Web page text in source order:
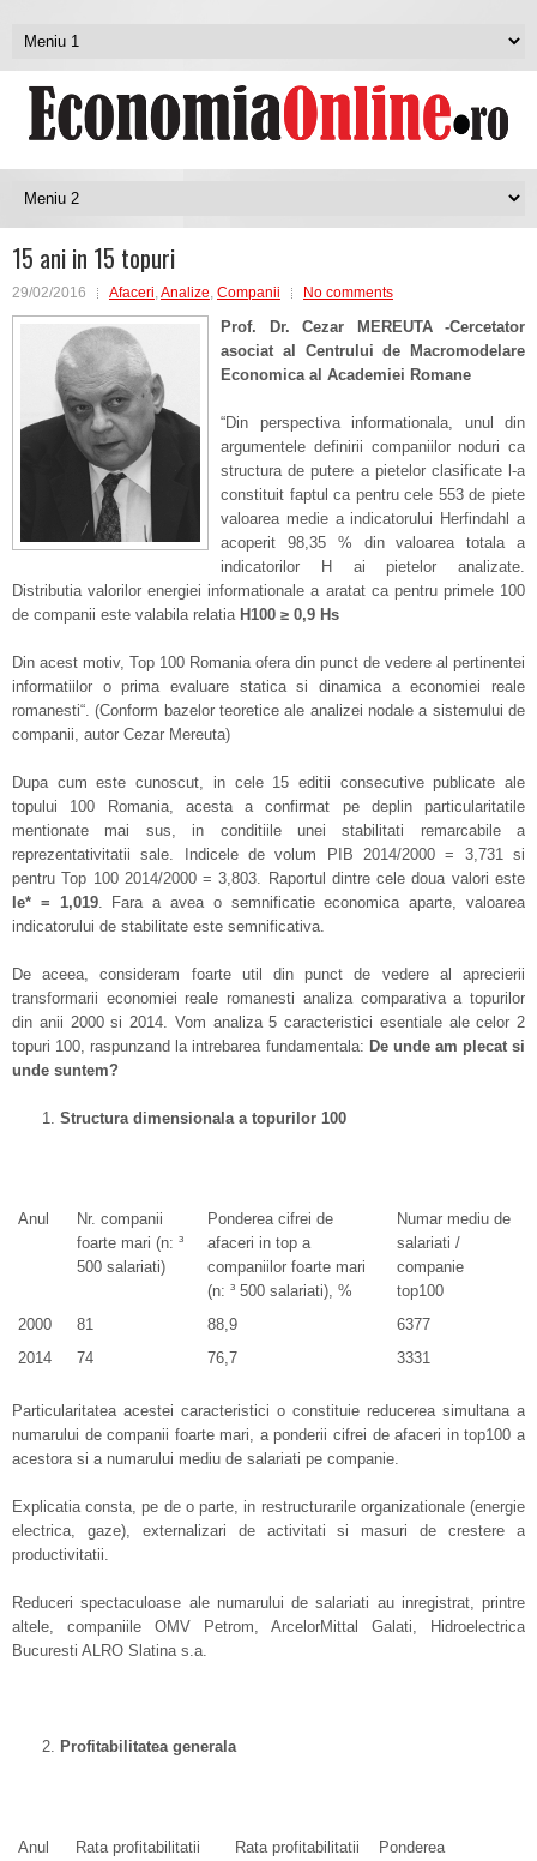
15 ani in 15 topuri
29/02/2016 Afaceri,Analize, Companii No comments
Prof. Dr. Cezar MEREUTA -Cercetator
asociat al Centrului de Macromodelare
Economica al Academiei Romane
“Din perspectiva informationala, unul din
argumentele definirii companiilor noduri ca
structura de putere a pietelor clasificate l-a
constituit faptul ca pentru cele 553 de piete
valoarea medie a indicatorului Herfindahl a
acoperit 98,35 % din valoarea totala a
indicatorilor H ai pietelor analizate.
Distributia valorilor energiei informationale a aratat ca pentru primele 100
de companii este valabila relatia H100 ≥ 0,9 Hs
Din acest motiv, Top 100 Romania ofera din punct de vedere al pertinentei
informatiilor o prima evaluare statica si dinamica a economiei reale
romanesti“. (Conform bazelor teoretice ale analizei nodale a sistemului de
companii, autor Cezar Mereuta)
Dupa cum este cunoscut, in cele 15 editii consecutive publicate ale
topului 100 Romania, acesta a confirmat pe deplin particularitatile
mentionate mai sus, in conditiile unei stabilitati remarcabile a
reprezentativitatii sale. Indicele de volum PIB 2014/2000 = 3,731 si
pentru Top 100 2014/2000 = 3,803. Raportul dintre cele doua valori este
Ie* = 1,019. Fara a avea o semnificatie economica aparte, valoarea
indicatorului de stabilitate este semnificativa.
De aceea, consideram foarte util din punct de vedere al aprecierii
transformarii economiei reale romanesti analiza comparativa a topurilor
din anii 2000 si 2014. Vom analiza 5 caracteristici esentiale ale celor 2
topuri 100, raspunzand la intrebarea fundamentala: De unde am plecat si
unde suntem?
Structura dimensionala a topurilor 100
Anul
Nr. companii
foarte mari (n: ³
500 salariati)
Ponderea cifrei de
afaceri in top a
companiilor foarte mari
(n: ³ 500 salariati), %
Numar mediu de
salariati /
companie
top100
2000
81 88,9
6377
2014
74 76,7 3331
Particularitatea acestei caracteristici o constituie reducerea simultana a
numarului de companii foarte mari, a ponderii cifrei de afaceri in top100 a
acestora si a numarului mediu de salariati pe companie.
Explicatia consta, pe de o parte, in restructurarile organizationale (energie
electrica, gaze), externalizari de activitati si masuri de crestere a
productivitatii.
Reduceri spectaculoase ale numarului de salariati au inregistrat, printre
altele, companiile OMV Petrom, ArcelorMittal Galati, Hidroelectrica
Bucuresti ALRO Slatina s.a.
Profitabilitatea generala
Anul
Rata profitabilitatii
Rata profitabilitatii
Ponderea